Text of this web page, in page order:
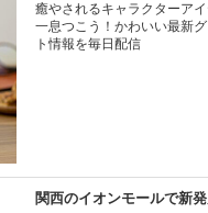
癒やされるキャラクターア
一息つこう！かわいい最新
ト情報を毎日配信
関西のイオンモールで新発